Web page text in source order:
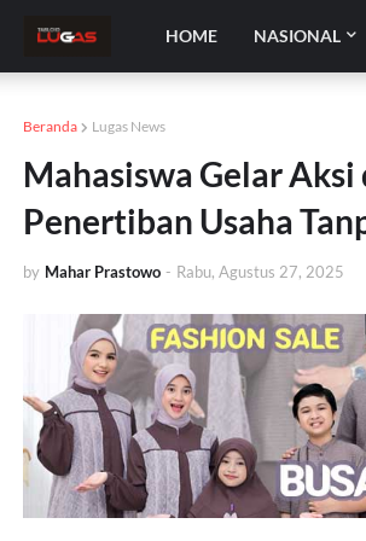
HOME NASIONAL
Beranda Lugas News
Mahasiswa Gelar
Penertiban Usaha
by Mahar Prastowo - Rabu, Agustus 27, 2025